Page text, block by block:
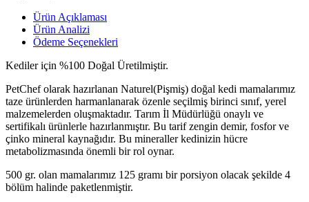
Ürün Açıklaması
Ürün Analizi
Ödeme Seçenekleri
Kediler için %100 Doğal Üretilmiştir.
PetChef olarak hazırlanan Naturel(Pişmiş) doğal kedi mamalarımız
taze ürünlerden harmanlanarak özenle seçilmiş birinci sınıf, yerel
malzemelerden oluşmaktadır. Tarım İl Müdürlüğü onaylı ve
sertifikalı ürünlerle hazırlanmıştır. Bu tarif zengin demir, fosfor ve
çinko mineral kaynağıdır. Bu mineraller kedinizin hücre
metabolizmasında önemli bir rol oynar.
500 gr. olan mamalarımız 125 gramı bir porsiyon olacak şekilde 4
bölüm halinde paketlenmiştir.